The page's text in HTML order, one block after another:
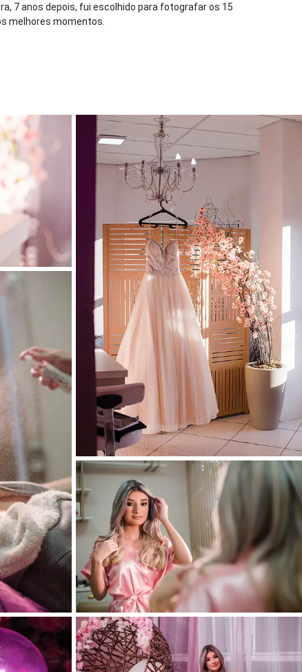
7 anos depois, fui escolhido para fotografar os 15
melhores momentos.